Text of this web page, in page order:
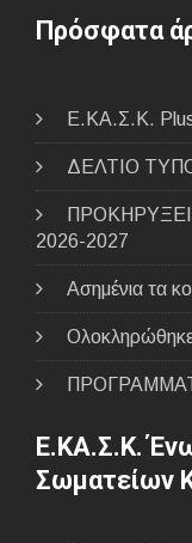
Πρόσφατα
E.ΚΑ.Σ.Κ.
ΔΕΛΤΙΟ
2026-2027
Ασημένια τα
Ε.ΚΑ.Σ.Κ.
Σωματείων